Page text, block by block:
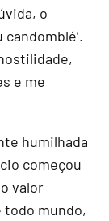
o
e me
humilhada
começou
valor
todo mundo,